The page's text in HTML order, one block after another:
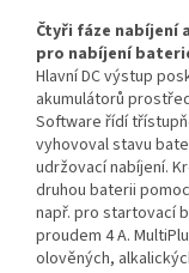
Čtyři fáze nabíjení
pro nabíjení
Hlavní DC výstup
akumulátorů
Software řídí
vyhovoval stavu
udržovací nabíjení.
druhou baterii
např. pro startovací
proudem 4 A.
olověných,